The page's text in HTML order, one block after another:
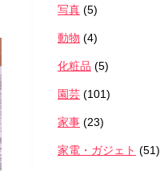
写真 (5)
動物 (4)
化粧品 (5)
園芸 (101)
家事 (23)
家電・ガジェト (51)